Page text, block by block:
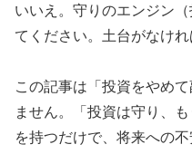
いいえ。守りのエンジン
てください。土台がなけれ
この記事は「投資をやめ
ません。「投資は守り、
を持つだけで、将来への